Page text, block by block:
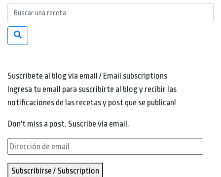
Suscríbete al blog vía email / Email subscriptions
Ingresa tu email para suscribirte al blog y recibir las
notificaciones de las recetas y post que se publican!
Don't miss a post. Suscribe via email.
Dirección
email
Subscribirse / Subscription